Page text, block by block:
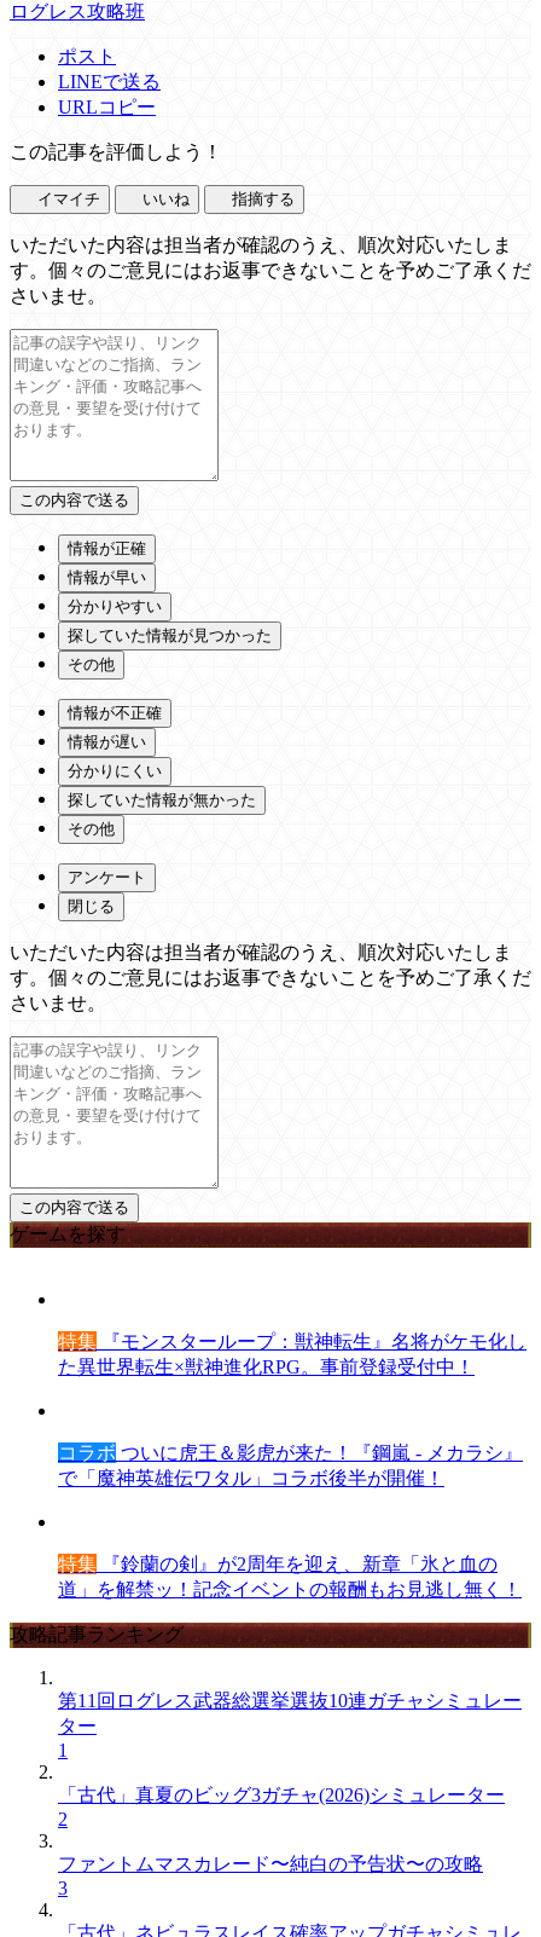
ログレス攻略班
ポスト
LINEで送る
URLコピー
この記事を評価しよう！
イマイチ いいね 指摘する
いただいた内容は担当者が確認のうえ、順次対応いたしま
す。個々のご意見にはお返事できないことを予めご了承くだ
さいませ。
情報が正確
情報が早い
分かりやすい
探していた情報が見つかった
その他
情報が不正確
情報が遅い
分かりにくい
探していた情報が無かった
その他
アンケート
閉じる
いただいた内容は担当者が確認のうえ、順次対応いたしま
す。個々のご意見にはお返事できないことを予めご了承くだ
さいませ。
ゲームを探す
特集 『モンスターループ：獣神転生』名将がケモ化し
た異世界転生×獣神進化RPG。事前登録受付中！
コラボ ついに虎王＆影虎が来た！『鋼嵐 - メカラシ』
で「魔神英雄伝ワタル」コラボ後半が開催！
特集 『鈴蘭の剣』が2周年を迎え、新章「氷と血の
道」を解禁ッ！記念イベントの報酬もお見逃し無く！
攻略記事ランキング
第11回ログレス武器総選挙選抜10連ガチャシミュレー
ター
1
「古代」真夏のビッグ3ガチャ(2026)シミュレーター
2
ファントムマスカレード〜純白の予告状〜の攻略
3